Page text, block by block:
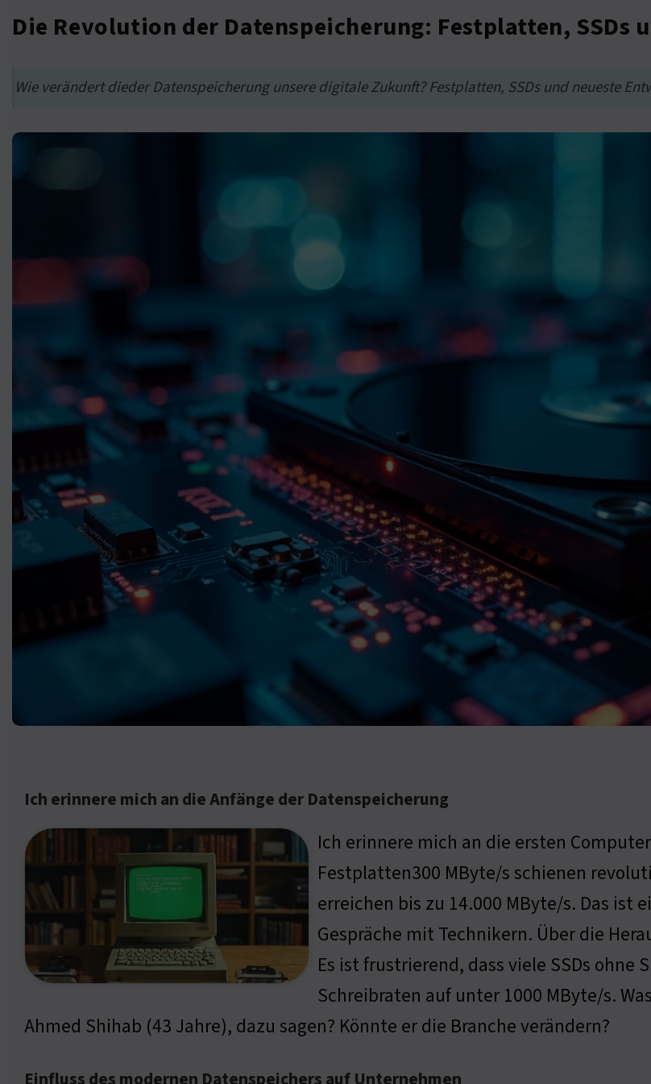
Die Revolution der Datenspeicherung: Festplatten,
Wie verändert dieder Datenspeicherung unsere digitale Zukunft? Festplatten, SSDs und neueste
Ich erinnere mich an die Anfänge der Datenspeicherung
Ich erinnere mich an die ersten
Festplatten300 MByte/s schienen
erreichen bis zu 14.000 MByte/s. Das ist
Gespräche mit Technikern. Über die
Es ist frustrierend, dass viele SSDs ohne
Schreibraten auf unter 1000 MByte/s.
Ahmed Shihab (43 Jahre), dazu sagen? Könnte er die Branche verändern?